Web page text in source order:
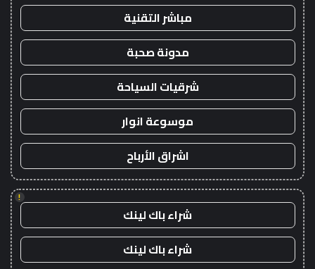
مباشر التقنية
مدونة صحبة
شرقيات السياحة
موسوعة انوار
اشراق الأرباح
!
شراء باك لينك
شراء باك لينك